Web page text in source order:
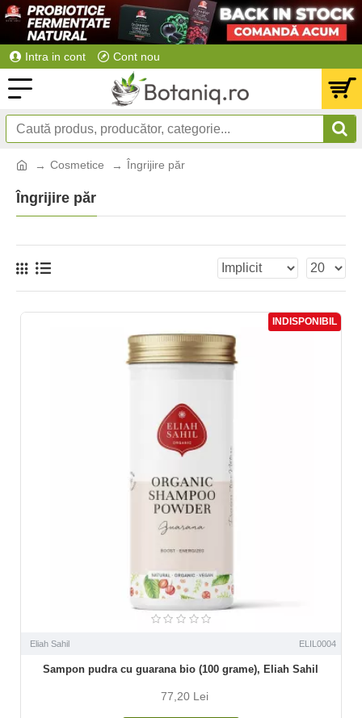
Intra in cont Cont nou
Cosmetice Îngrijire păr
Îngrijire păr
INDISPONIBIL
Eliah Sahil ELIL0004
Sampon pudra cu guarana bio (100 grame), Eliah Sahil
77,20 Lei